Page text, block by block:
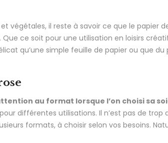
végétales, il reste à savoir ce que le papier
ce soit pour une utilisation en loisirs
qu’une simple feuille de papier ou que
au format lorsque l’on choisi sa
différentes utilisations. Il n’est pas de
formats, à choisir selon vos besoins.